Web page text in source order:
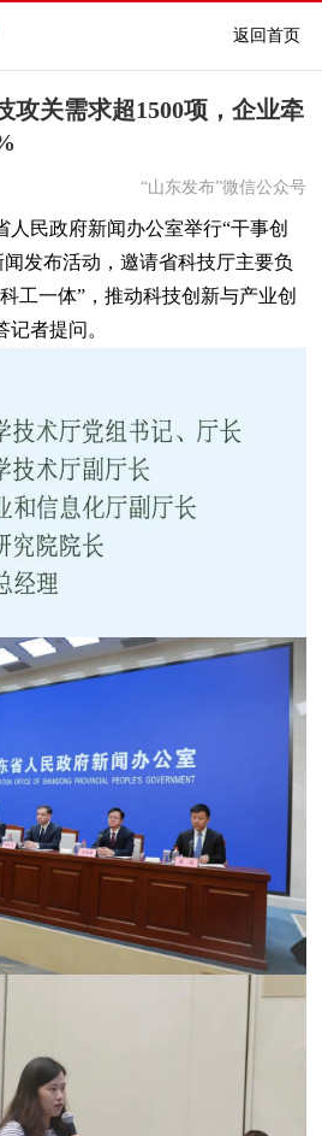
返回首页
攻关需求超1500项，企业牵
“山东发布”微信公众号
民政府新闻办公室举行“干事创
发布活动，邀请省科技厅主要负
工一体”，推动科技创新与产业创
者提问。